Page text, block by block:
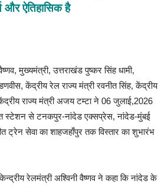
और ऐतिहासिक है
मुख्यमंत्री, उत्तराखंड पुष्कर सिंह धामी,
केंद्रीय रेल राज्य मंत्री रवनीत सिंह, केंद्रीय
राज्य मंत्री अजय टम्टा ने 06 जुलाई,2026
स्टेशन से टनकपुर-नांदेड एक्सप्रेस, नांदेड-मुंबई
ट्रेन सेवा का शाहजहाँपुर तक विस्तार का शुभारंभ
रेलमंत्री अश्विनी वैष्णव ने कहा कि नांदेड के